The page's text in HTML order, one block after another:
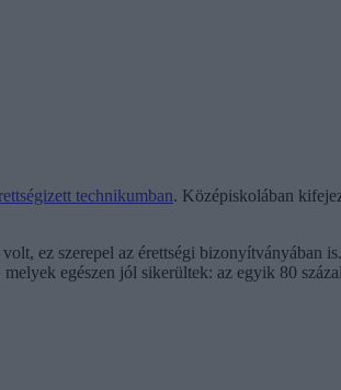
technikumban. Középiskolában
ez szerepel az érettségi bizonyítványában
egészen jól sikerültek: az egyik 80